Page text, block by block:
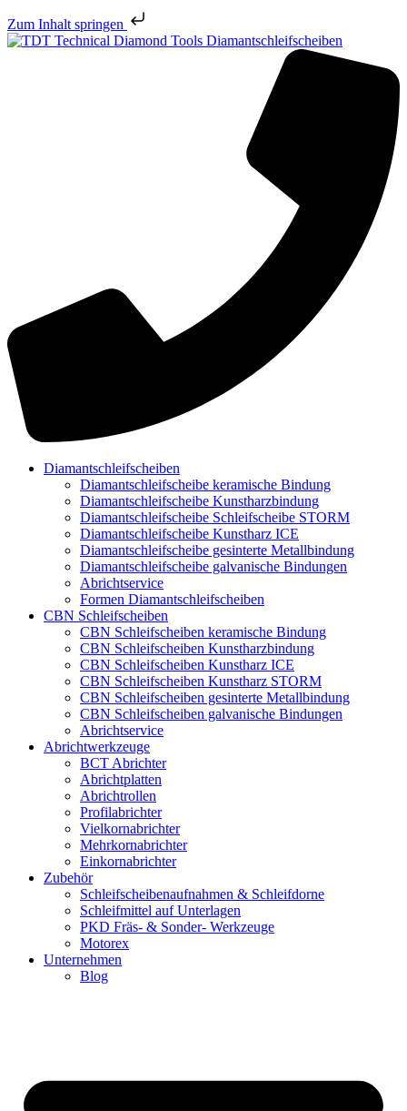
Zum Inhalt springen
Diamantschleifscheiben
Diamantschleifscheibe keramische Bindung
Diamantschleifscheibe Kunstharzbindung
Diamantschleifscheibe Schleifscheibe STORM
Diamantschleifscheibe Kunstharz ICE
Diamantschleifscheibe gesinterte Metallbindung
Diamantschleifscheibe galvanische Bindungen
Abrichtservice
Formen Diamantschleifscheiben
CBN Schleifscheiben
CBN Schleifscheiben keramische Bindung
CBN Schleifscheiben Kunstharzbindung
CBN Schleifscheiben Kunstharz ICE
CBN Schleifscheiben Kunstharz STORM
CBN Schleifscheiben gesinterte Metallbindung
CBN Schleifscheiben galvanische Bindungen
Abrichtservice
Abrichtwerkzeuge
BCT Abrichter
Abrichtplatten
Abrichtrollen
Profilabrichter
Vielkornabrichter
Mehrkornabrichter
Einkornabrichter
Zubehör
Schleifscheibenaufnahmen & Schleifdorne
Schleifmittel auf Unterlagen
PKD Fräs- & Sonder- Werkzeuge
Motorex
Unternehmen
Blog